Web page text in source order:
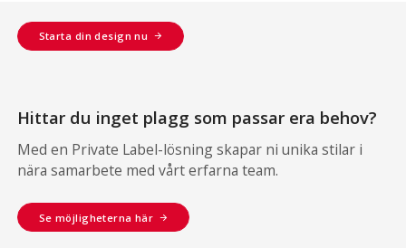
Starta din design nu
Hittar du inget plagg som passar era behov?
Med en Private Label-lösning skapar ni unika stilar i
nära samarbete med vårt erfarna team.
Se möjligheterna här